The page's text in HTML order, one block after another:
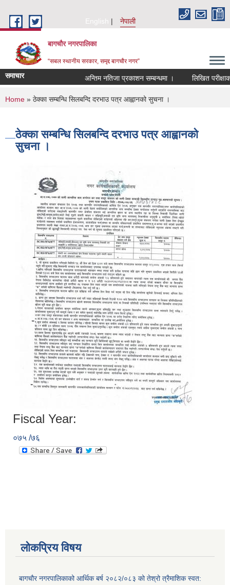
English
नेपाली
बागचौर नगरपालिका
“सबल स्थानीय सरकार, समृद्द बागचौर नगर”
समाचार अन्तिम नतिजा प्रकाशन सम्बन्धमा । लिखित परीक्षाको
You are here
Home » ठेक्का सम्बन्धि सिलबन्दि दरभाउ पत्र आह्वानको सुचना ।
ठेक्का सम्बन्धि सिलबन्दि दरभाउ पत्र आह्वानको
सुचना ।
Fiscal Year:
०७५ /७६
लोकप्रिय विषय
बागचौर नगरपालिकाको आर्थिक बर्ष २०८२/०८३ को तेश्रो त्रैमाशिक स्वत: